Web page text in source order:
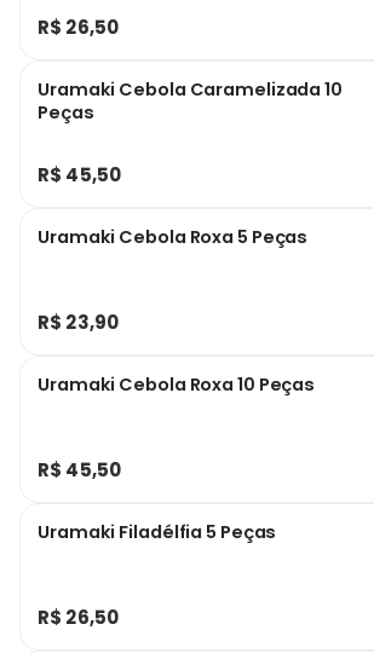
R$ 26,50
Uramaki Cebola Caramelizada 10
Peças
R$ 45,50
Uramaki Cebola Roxa 5 Peças
R$ 23,90
Uramaki Cebola Roxa 10 Peças
R$ 45,50
Uramaki Filadélfia 5 Peças
R$ 26,50